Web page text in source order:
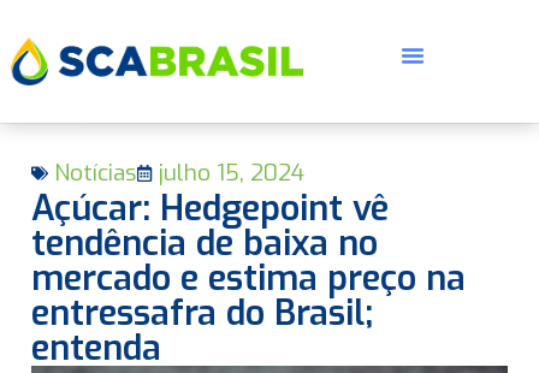
Notícias julho 15, 2024
Açúcar: Hedgepoint vê
tendência de baixa no
mercado e estima preço na
entressafra do Brasil;
entenda